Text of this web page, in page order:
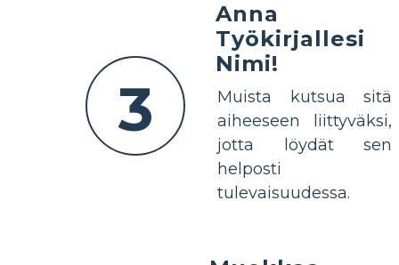
3
Anna
Työkirjallesi
Nimi!
Muista kutsua sitä
aiheeseen liittyväksi,
jotta löydät sen
helposti
tulevaisuudessa.